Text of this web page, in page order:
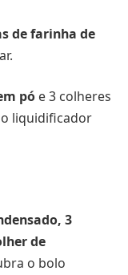
de farinha de
pó e 3 colheres
liquidificador
3
de
o bolo